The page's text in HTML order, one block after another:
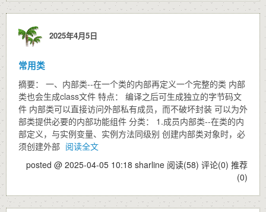
2025年4月5日
常用类
摘要： 一、内部类--在一个类的内部再定义一个完整的类 内部
类也会生成class文件 特点： 编译之后可生成独立的字节码文
件 内部类可以直接访问外部私有成员，而不破坏封装 可以为外
部类提供必要的内部功能组件 分类： 1.成员内部类--在类的内
部定义，与实例变量、实例方法同级别 创建内部类对象时，必
须创建外部 阅读全文
posted @ 2025-04-05 10:18 sharline 阅读(58) 评论(0) 推荐
(0)